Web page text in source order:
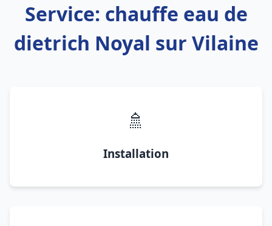
Service: chauffe eau de
dietrich Noyal sur Vilaine
🚿
Installation